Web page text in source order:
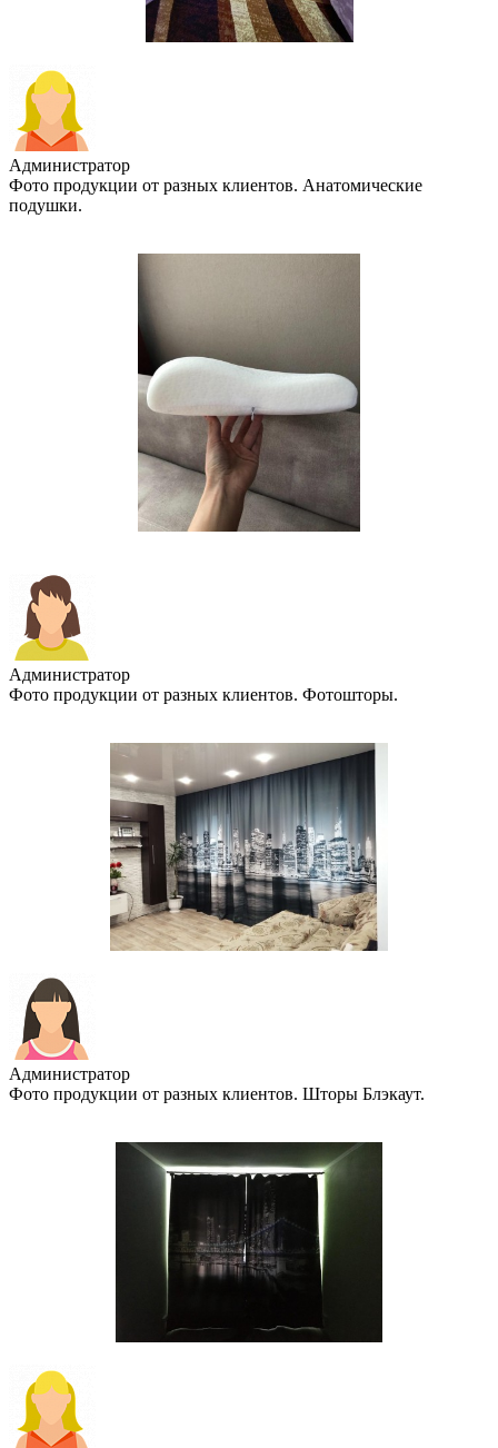
Администратор
Фото продукции от разных клиентов. Анатомические
подушки.
Администратор
Фото продукции от разных клиентов. Фотошторы.
Администратор
Фото продукции от разных клиентов. Шторы Блэкаут.